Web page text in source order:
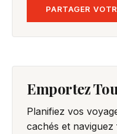
PARTAGER
Emportez
Planifiez vos
cachés et